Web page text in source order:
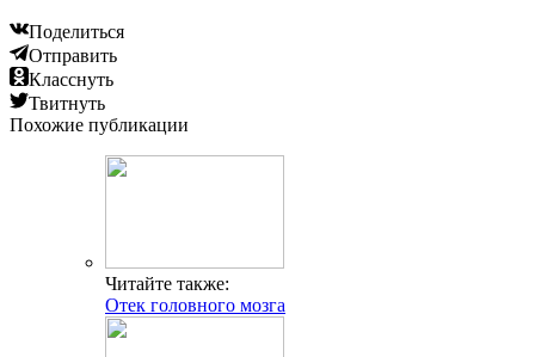
Поделиться
Отправить
Класснуть
Твитнуть
Похожие публикации
Читайте также:
Отек головного мозга